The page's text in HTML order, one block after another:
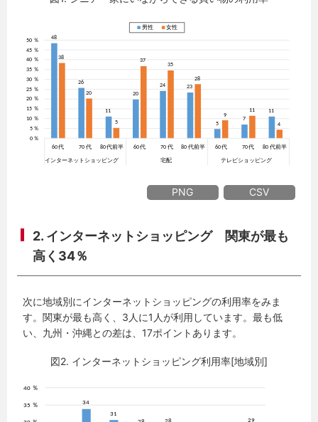
PNG CSV
2. インターネットショッピング 関東が最も
高く34％
次に地域別にインターネットショッピングの利用率をみま
す。関東が最も高く、3人に1人が利用しています。最も低
い、九州・沖縄との差は、17ポイントあります。
図2. インターネットショッピング利用率[地域別]